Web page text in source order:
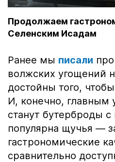
Продолжаем
Селенским Исадам
Ранее мы писали
волжских угощений
достойны того,
И, конечно, главным
станут бутерброды
популярна щучья —
гастрономические
сравнительно